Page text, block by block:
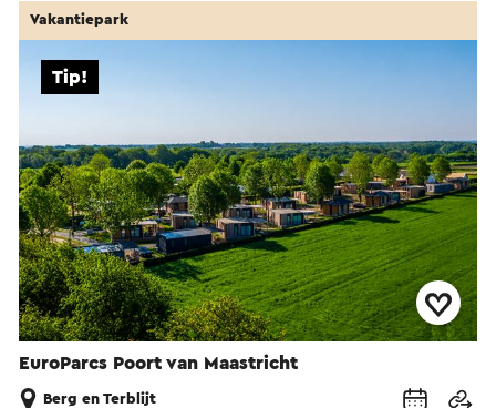
EuroParcs Poort van Maastricht
Tip!
Vakantiepark
Berg en Terblijt